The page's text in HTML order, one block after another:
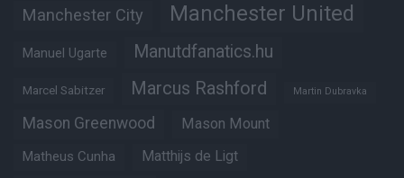
Manchester City Manchester United
Manuel Ugarte Manutdfanatics.hu
Marcel Sabitzer Marcus Rashford Martin Dubravka
Mason Greenwood Mason Mount
Matheus Cunha Matthijs de Ligt